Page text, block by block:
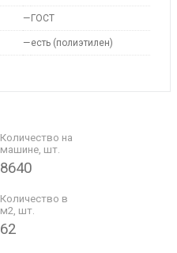
— ГОСТ
—есть (полиэтилен)
Количество на
машине, шт.
8640
Количество в
м2, шт.
62